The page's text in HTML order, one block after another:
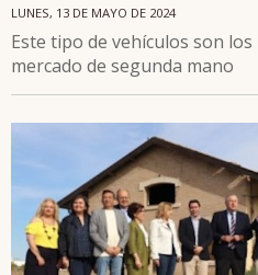
LUNES, 13 DE MAYO DE 2024
Este tipo de vehículos son
mercado de segunda mano